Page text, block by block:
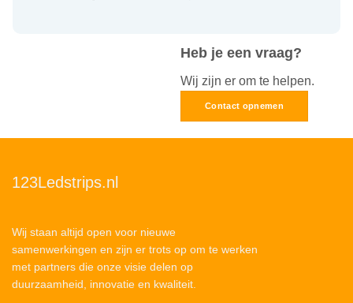
Heb je een vraag?
Wij zijn er om te helpen.
Contact opnemen
123Ledstrips.nl
Wij staan altijd open voor nieuwe
samenwerkingen en zijn er trots op om te werken
met partners die onze visie delen op
duurzaamheid, innovatie en kwaliteit.